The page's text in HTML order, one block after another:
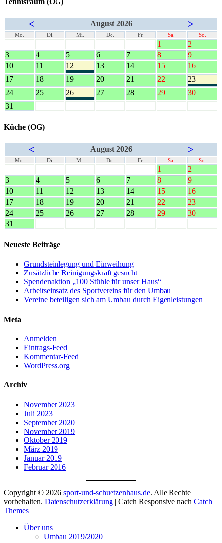
Tennisraum (OG)
< August 2026 >
Mo. Di. Mi. Do. Fr. Sa. So.
1
2
3
4 5 6 7 8
9
10
11 12 13 14 15
16
17
18 19 20 21 22
23
24
25 26 27 28 29
30
31
Küche (OG)
< August 2026 >
Mo. Di. Mi. Do. Fr. Sa. So.
1
2
3
4 5 6 7 8
9
10
11 12 13 14 15
16
17
18 19 20 21 22
23
24
25 26 27 28 29
30
31
Neueste Beiträge
Grundsteinlegung und Einweihung
Zusätzliche Reinigungskraft gesucht
Spendenaktion „100 Stühle für unser Haus“
Arbeitseinsatz des Sportvereins für den Umbau
Vereine beteiligen sich am Umbau durch Eigenleistungen
Meta
Anmelden
Eintrags-Feed
Kommentar-Feed
WordPress.org
Archiv
November 2023
Juli 2023
September 2020
November 2019
Oktober 2019
März 2019
Januar 2019
Februar 2016
Copyright © 2026 sport-und-schuetzenhaus.de. Alle Rechte
vorbehalten. Datenschutzerklärung | Catch Responsive nach Catch
Themes
oben
Über uns
Umbau 2019/2020